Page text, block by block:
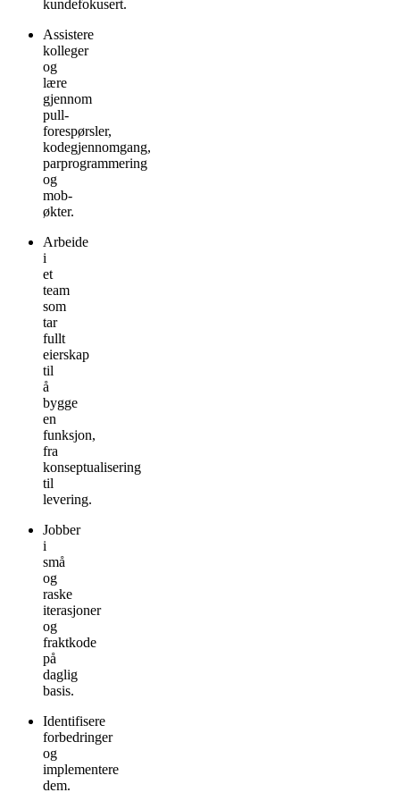
kundefokusert.
Assistere
kolleger
og
lære
gjennom
pull-
forespørsler,
kodegjennomgang,
parprogrammering
og
mob-
økter.
Arbeide
i
et
team
som
tar
fullt
eierskap
til
å
bygge
en
funksjon,
fra
konseptualisering
til
levering.
Jobber
i
små
og
raske
iterasjoner
og
fraktkode
på
daglig
basis.
Identifisere
forbedringer
og
implementere
dem.